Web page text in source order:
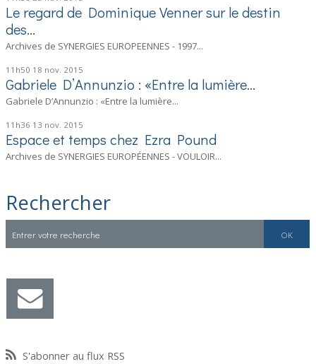
Le regard de Dominique Venner sur le destin
des...
Archives de SYNERGIES EUROPEENNES - 1997...
11h50 18 nov. 2015
Gabriele D’Annunzio : «Entre la lumière...
Gabriele D’Annunzio : «Entre la lumière...
11h36 13 nov. 2015
Espace et temps chez Ezra Pound
Archives de SYNERGIES EUROPÉENNES - VOULOIR...
Rechercher
S'abonner au flux RSS